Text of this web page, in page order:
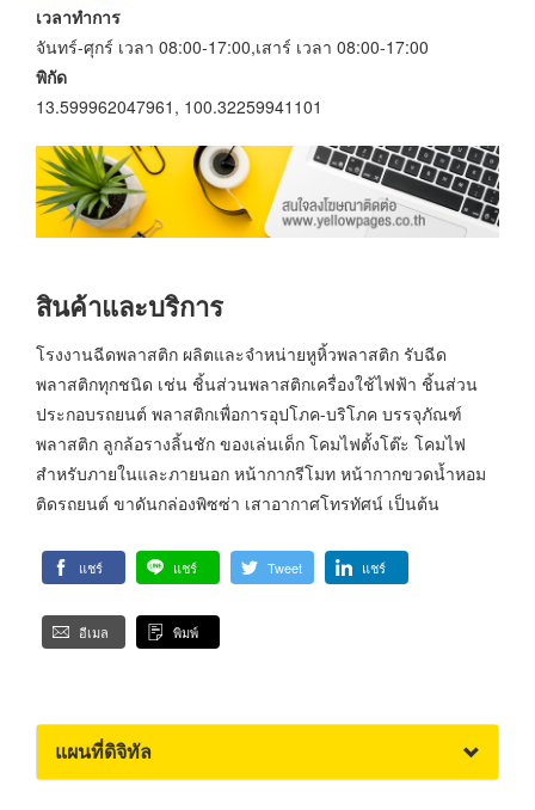
เวลาทำการ
จันทร์-ศุกร์ เวลา 08:00-17:00,เสาร์ เวลา 08:00-17:00
พิกัด
13.599962047961, 100.32259941101
สินค้าและบริการ
โรงงานฉีดพลาสติก ผลิตและจำหน่ายหูหิ้วพลาสติก รับฉีด
พลาสติกทุกชนิด เช่น ชิ้นส่วนพลาสติกเครื่องใช้ไฟฟ้า ชิ้นส่วน
ประกอบรถยนต์ พลาสติกเพื่อการอุปโภค-บริโภค บรรจุภัณฑ์
พลาสติก ลูกล้อรางลิ้นชัก ของเล่นเด็ก โคมไฟตั้งโต๊ะ โคมไฟ
สำหรับภายในและภายนอก หน้ากากรีโมท หน้ากากขวดน้ำหอม
ติดรถยนต์ ขาดันกล่องพิซซ่า เสาอากาศโทรทัศน์ เป็นต้น
แชร์ แชร์ Tweet แชร์
อีเมล พิมพ์
แผนที่ดิจิทัล